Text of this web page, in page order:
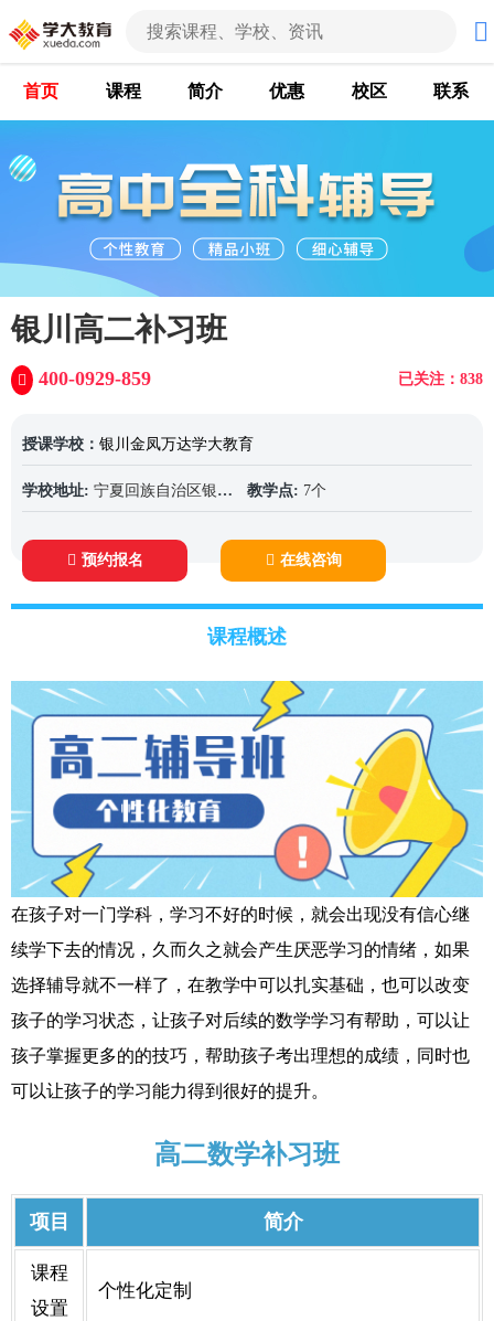
首页 课程 简介 优惠 校区 联系
银川高二补习班
已关注：838
400-0929-859
授课学校： 银川金凤万达学大教育
学校地址: 宁夏回族自治区银川市金凤区尹家渠北街与育安巷北行200米路西 教学点: 7个
预约报名 在线咨询
课程概述
在孩子对一门学科，学习不好的时候，就会出现没有信心继
续学下去的情况，久而久之就会产生厌恶学习的情绪，如果
选择辅导就不一样了，在教学中可以扎实基础，也可以改变
孩子的学习状态，让孩子对后续的数学学习有帮助，可以让
孩子掌握更多的的技巧，帮助孩子考出理想的成绩，同时也
可以让孩子的学习能力得到很好的提升。
高二数学补习班
项目 简介
课程
设置
个性化定制